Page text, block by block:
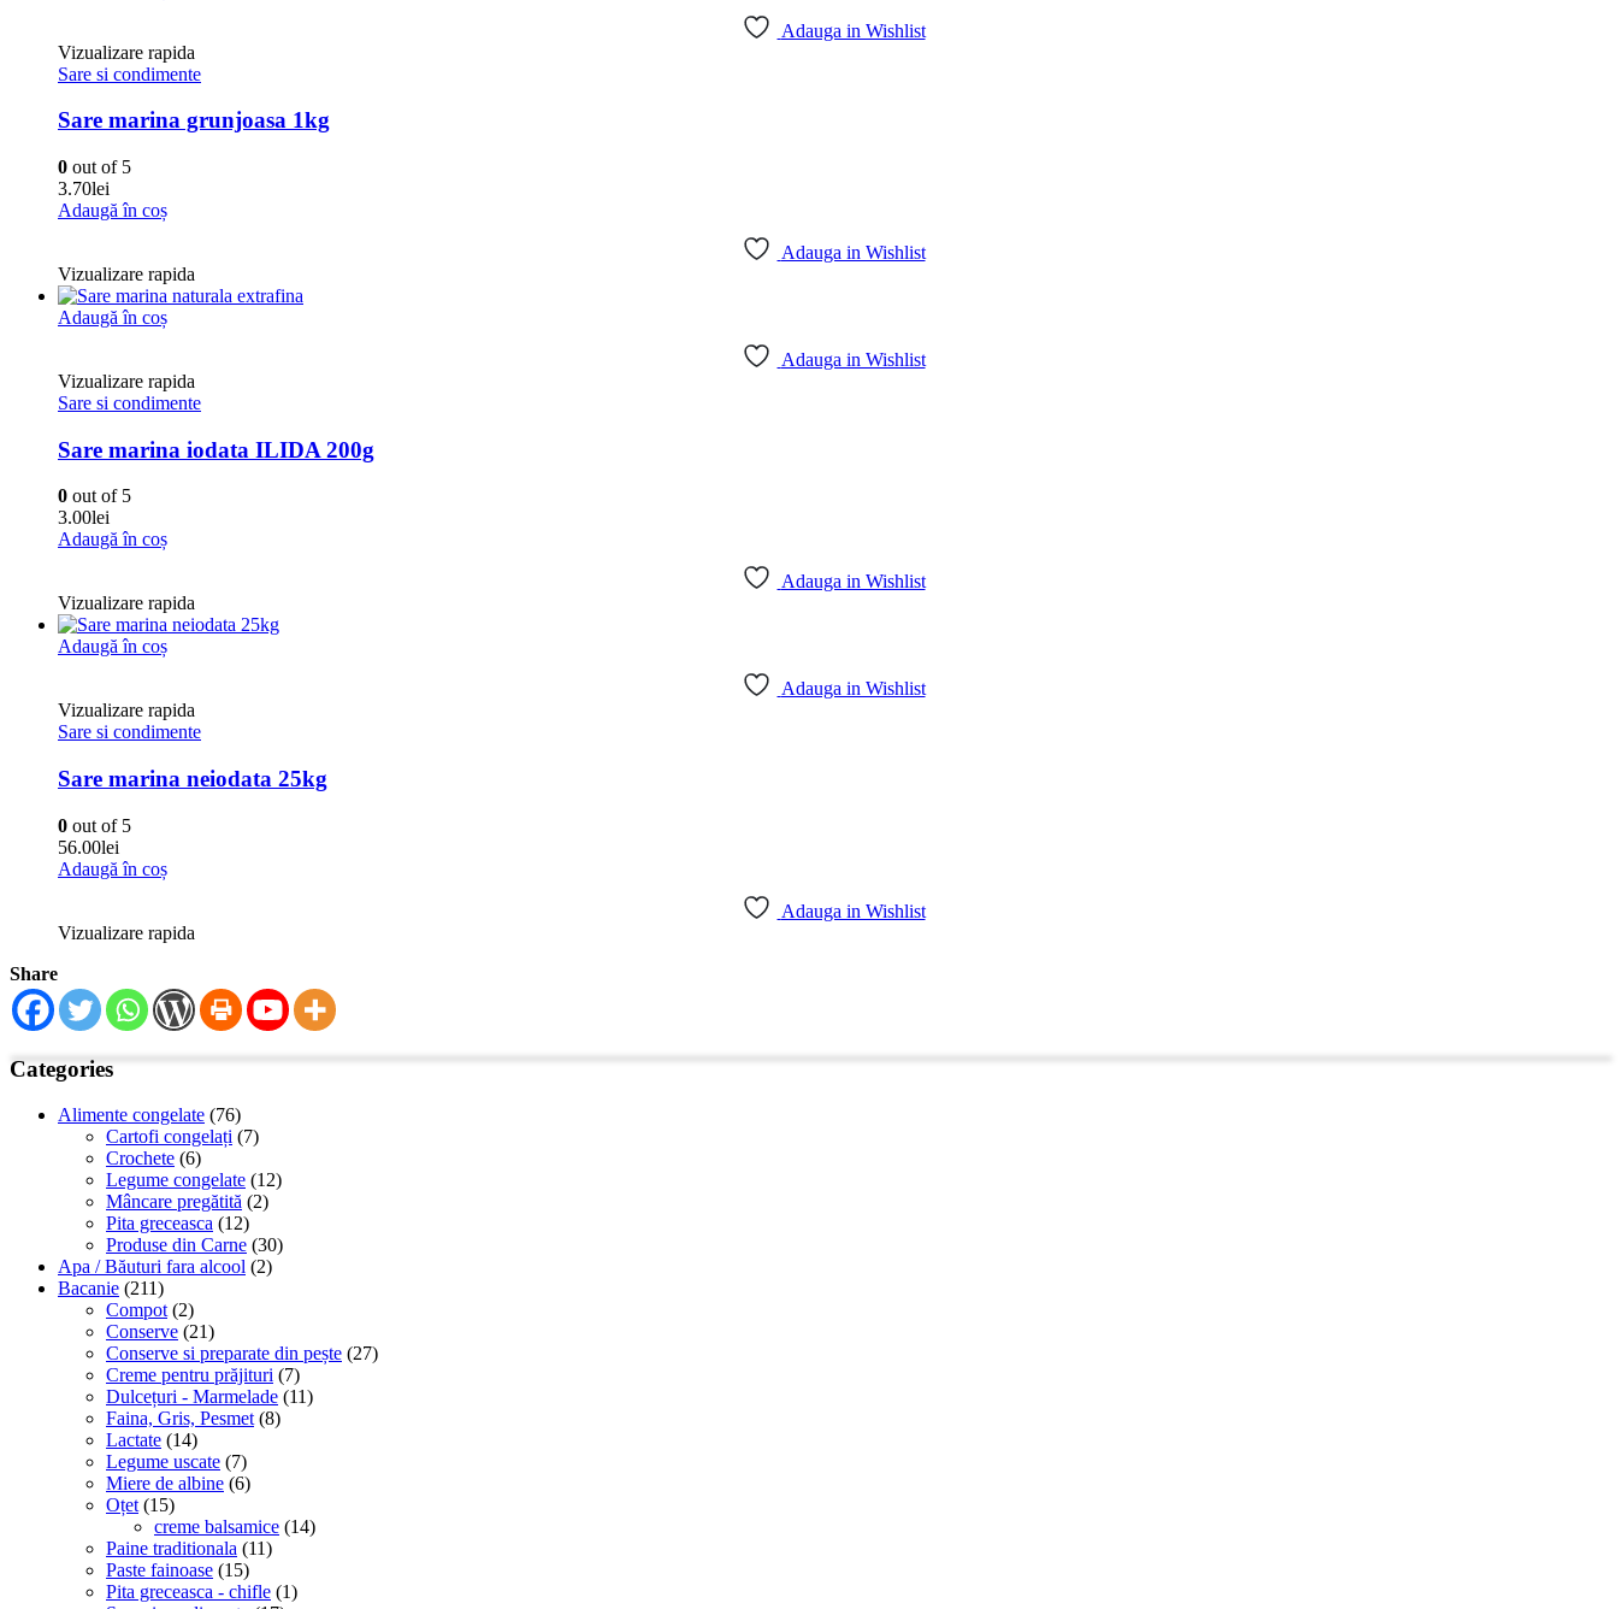
Adauga in Wishlist
Vizualizare rapida
Sare si condimente
Sare marina grunjoasa 1kg
0 out of 5
3.70lei
Adaugă în coș
Adauga in Wishlist
Vizualizare rapida
Adaugă în coș
Adauga in Wishlist
Vizualizare rapida
Sare si condimente
Sare marina iodata ILIDA 200g
0 out of 5
3.00lei
Adaugă în coș
Adauga in Wishlist
Vizualizare rapida
Adaugă în coș
Adauga in Wishlist
Vizualizare rapida
Sare si condimente
Sare marina neiodata 25kg
0 out of 5
56.00lei
Adaugă în coș
Adauga in Wishlist
Vizualizare rapida
Share
Categories
Alimente congelate (76)
Cartofi congelați (7)
Crochete (6)
Legume congelate (12)
Mâncare pregătită (2)
Pita greceasca (12)
Produse din Carne (30)
Apa / Băuturi fara alcool (2)
Bacanie (211)
Compot (2)
Conserve (21)
Conserve si preparate din pește (27)
Creme pentru prăjituri (7)
Dulcețuri - Marmelade (11)
Faina, Gris, Pesmet (8)
Lactate (14)
Legume uscate (7)
Miere de albine (6)
Oțet (15)
creme balsamice (14)
Paine traditionala (11)
Paste fainoase (15)
Pita greceasca - chifle (1)